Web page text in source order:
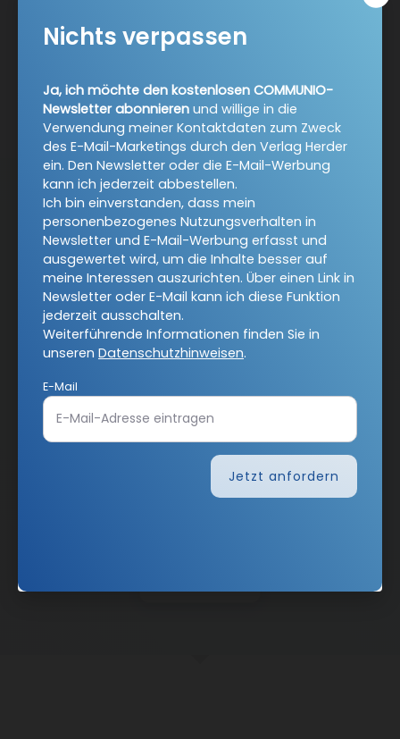
Jetzt anmelden
AGB und Widerrufsbelehrung
Barrierefreiheit
Impressum
Vertrag widerrufen
Abo online kündigen
Nichts verpassen
Ja, ich möchte den kostenlosen COMMUNIO-
Newsletter abonnieren und willige in die
Verwendung meiner Kontaktdaten zum Zweck
des E-Mail-Marketings durch den Verlag Herder
ein. Den Newsletter oder die E-Mail-Werbung
kann ich jederzeit abbestellen.
Ich bin einverstanden, dass mein
personenbezogenes Nutzungsverhalten in
Newsletter und E-Mail-Werbung erfasst und
ausgewertet wird, um die Inhalte besser auf
meine Interessen auszurichten. Über einen Link in
Newsletter oder E-Mail kann ich diese Funktion
jederzeit ausschalten.
Weiterführende Informationen finden Sie in
unseren Datenschutzhinweisen.
E-Mail
Jetzt anfordern